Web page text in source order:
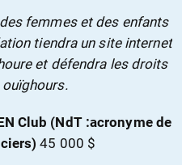
femmes et des enfants
tiendra un site internet
et défendra les droits
Club (NdT :acronyme de
45 000 $